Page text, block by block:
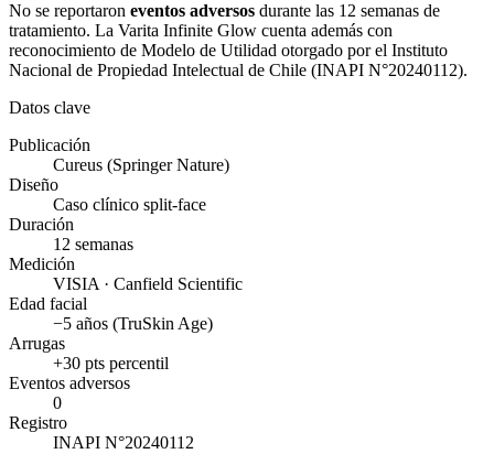
No se reportaron eventos adversos durante las 12 semanas de
tratamiento. La Varita Infinite Glow cuenta además con
reconocimiento de Modelo de Utilidad otorgado por el Instituto
Nacional de Propiedad Intelectual de Chile (INAPI N°20240112).
Datos clave
Publicación
Cureus (Springer Nature)
Diseño
Caso clínico split-face
Duración
12 semanas
Medición
VISIA · Canfield Scientific
Edad facial
−5 años (TruSkin Age)
Arrugas
+30 pts percentil
Eventos adversos
0
Registro
INAPI N°20240112